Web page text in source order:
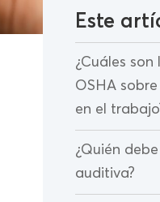
Este
¿Cuáles
OSHA
en el
¿Quién
auditiva?